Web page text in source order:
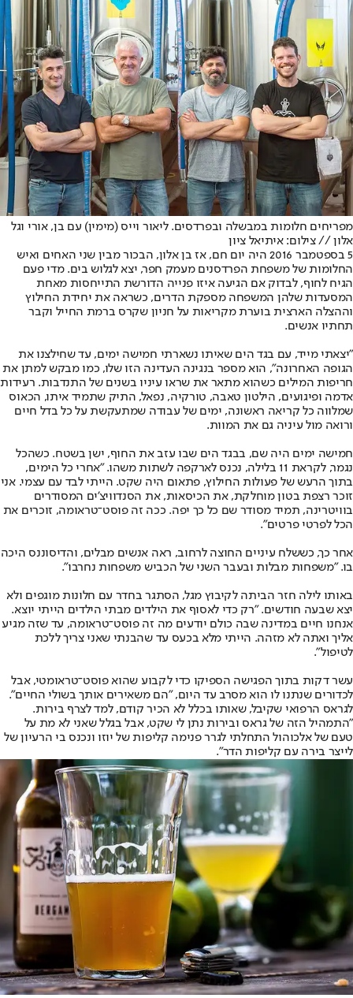
מפריחים חלומות במבשלה ובפרדסים. ליאור וייס (מימין) עם בן, אורי וגל
אלון // צילום: איתיאל ציון
5 בספטמבר 2016 היה יום חם, אז בן אלון, הבכור מבין שני האחים ואיש
החלומות של משפחת הפרדסנים מעמק חפר, יצא לגלוש בים. מדי פעם
הגיח לחוף, לבדוק אם הגיעה איזו פנייה הדורשת התייחסות מאחת
המסעדות שלהן המשפחה מספקת הדרים, כשראה את יחידת החילוץ
וההצלה הארצית בוערת מקריאות על חניון שקרס ברמת החייל וקבר
תחתיו אנשים.
"יצאתי מייד, עם בגד הים שאיתו נשארתי חמישה ימים, עד שחילצנו את
הגופה האחרונה", הוא מספר בנגינה העדינה הזו שלו, כמו מבקש למתן את
חריפות המילים כשהוא מתאר את שראו עיניו בשנים של התנדבות. רעידות
אדמה ופיגועים, הילטון טאבה, טורקיה, נפאל, התיק שתמיד איתו, הכאוס
שמלווה כל קריאה ראשונה, ימים של עבודה שמתעקשת על כל בדל חיים
ורואה מול עיניה גם את המוות.
חמישה ימים היה שם, בבגד הים שבו עזב את החוף, ישן בשטח. כשהכל
נגמר, לקראת 11 בלילה, נכנס לארקפה לשתות משהו. "אחרי כל הימים,
בתוך הרעש של פעולות החילוץ, פתאום היה שקט. הייתי לבד עם עצמי. אני
זוכר רצפת בטון מוחלקת, את הכיסאות, את הסנדוויצ'ים המסודרים
בוויטרינה, תמיד מסודר שם כל כך יפה. ככה זה פוסט־טראומה, זוכרים את
הכל לפרטי פרטים".
אחר כך, כששלח עיניים החוצה לרחוב, ראה אנשים מבלים, והדיסוננס היכה
בו. "משפחות מבלות ובעבר השני של הכביש משפחות נחרבו".
באותו לילה חזר הביתה לקיבוץ מגל, הסתגר בחדר עם חלונות מוגפים ולא
יצא שבעה חודשים. "רק כדי לאסוף את הילדים מבתי הילדים הייתי יוצא.
אנחנו חיים במדינה שבה כולם יודעים מה זה פוסט־טראומה, עד שזה מגיע
אליך ואתה לא מזהה. הייתי מלא בכעס עד שהבנתי שאני צריך ללכת
לטיפול".
עשר דקות בתוך הפגישה הספיקו כדי לקבוע שהוא פוסט־טראומטי, אבל
לכדורים שנתנו לו הוא מסרב עד היום, "הם משאירים אותך בשולי החיים".
לגראס הרפואי שקיבל, שאותו בכלל לא הכיר קודם, למד לצרף בירות.
"התמהיל הזה של גראס ובירות נתן לי שקט, אבל בגלל שאני לא מת על
טעם של אלכוהול התחלתי לגרר פנימה קליפות של יוזו ונכנס בי הרעיון של
לייצר בירה עם קליפות הדר".